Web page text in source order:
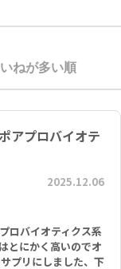
、Mood Balance
、バチルス・サブ
、結晶セルロース、
ねが多い順
アプロバイオテ
2025.12.06
ロバイオティクス系
とにかく高いのでオ
プリにしました、下